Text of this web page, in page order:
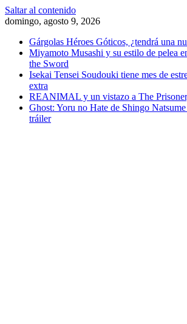
Saltar al contenido
domingo, agosto 9, 2026
Gárgolas Héroes Góticos, ¿tendrá una
Miyamoto Musashi y su estilo de pelea
the Sword
Isekai Tensei Soudouki tiene mes de
extra
REANIMAL y un vistazo a The
Ghost: Yoru no Hate de Shingo
tráiler